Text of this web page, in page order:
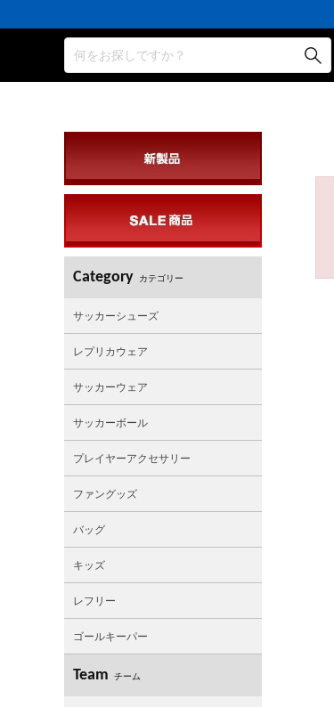
何をお探しですか？
Category カテゴリー
サッカーシューズ
レプリカウェア
サッカーウェア
サッカーボール
プレイヤーアクセサリー
ファングッズ
バッグ
キッズ
レフリー
ゴールキーパー
Team チーム